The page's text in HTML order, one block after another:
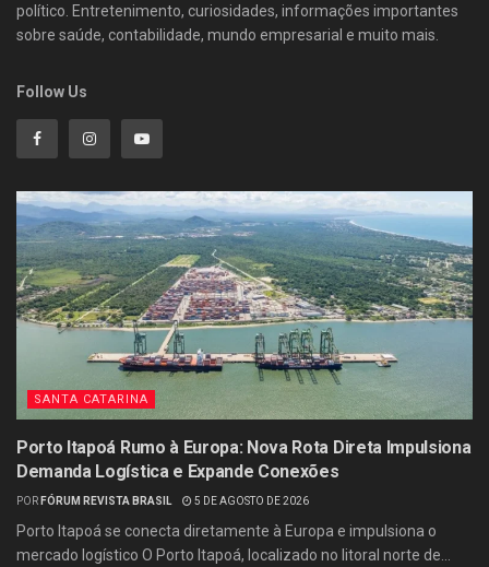
político. Entretenimento, curiosidades, informações importantes
sobre saúde, contabilidade, mundo empresarial e muito mais.
Follow Us
SANTA CATARINA
Porto Itapoá Rumo à Europa: Nova Rota Direta Impulsiona
Demanda Logística e Expande Conexões
POR FÓRUM REVISTA BRASIL 5 DE AGOSTO DE 2026
Porto Itapoá se conecta diretamente à Europa e impulsiona o
mercado logístico O Porto Itapoá, localizado no litoral norte de...